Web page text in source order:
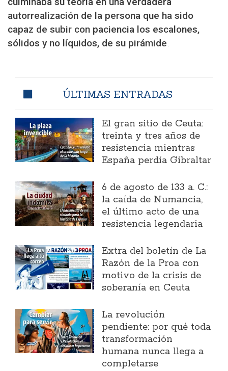
autorrealización de la persona que ha sido
capaz de subir con paciencia los escalones,
sólidos y no líquidos, de su pirámide.
ÚLTIMAS ENTRADAS
El gran sitio de Ceuta:
treinta y tres años de
resistencia mientras
España perdía Gibraltar
6 de agosto de 133 a. C.:
la caída de Numancia,
el último acto de una
resistencia legendaria
Extra del boletín de La
Razón de la Proa con
motivo de la crisis de
soberanía en Ceuta
La revolución
pendiente: por qué toda
transformación
humana nunca llega a
completarse